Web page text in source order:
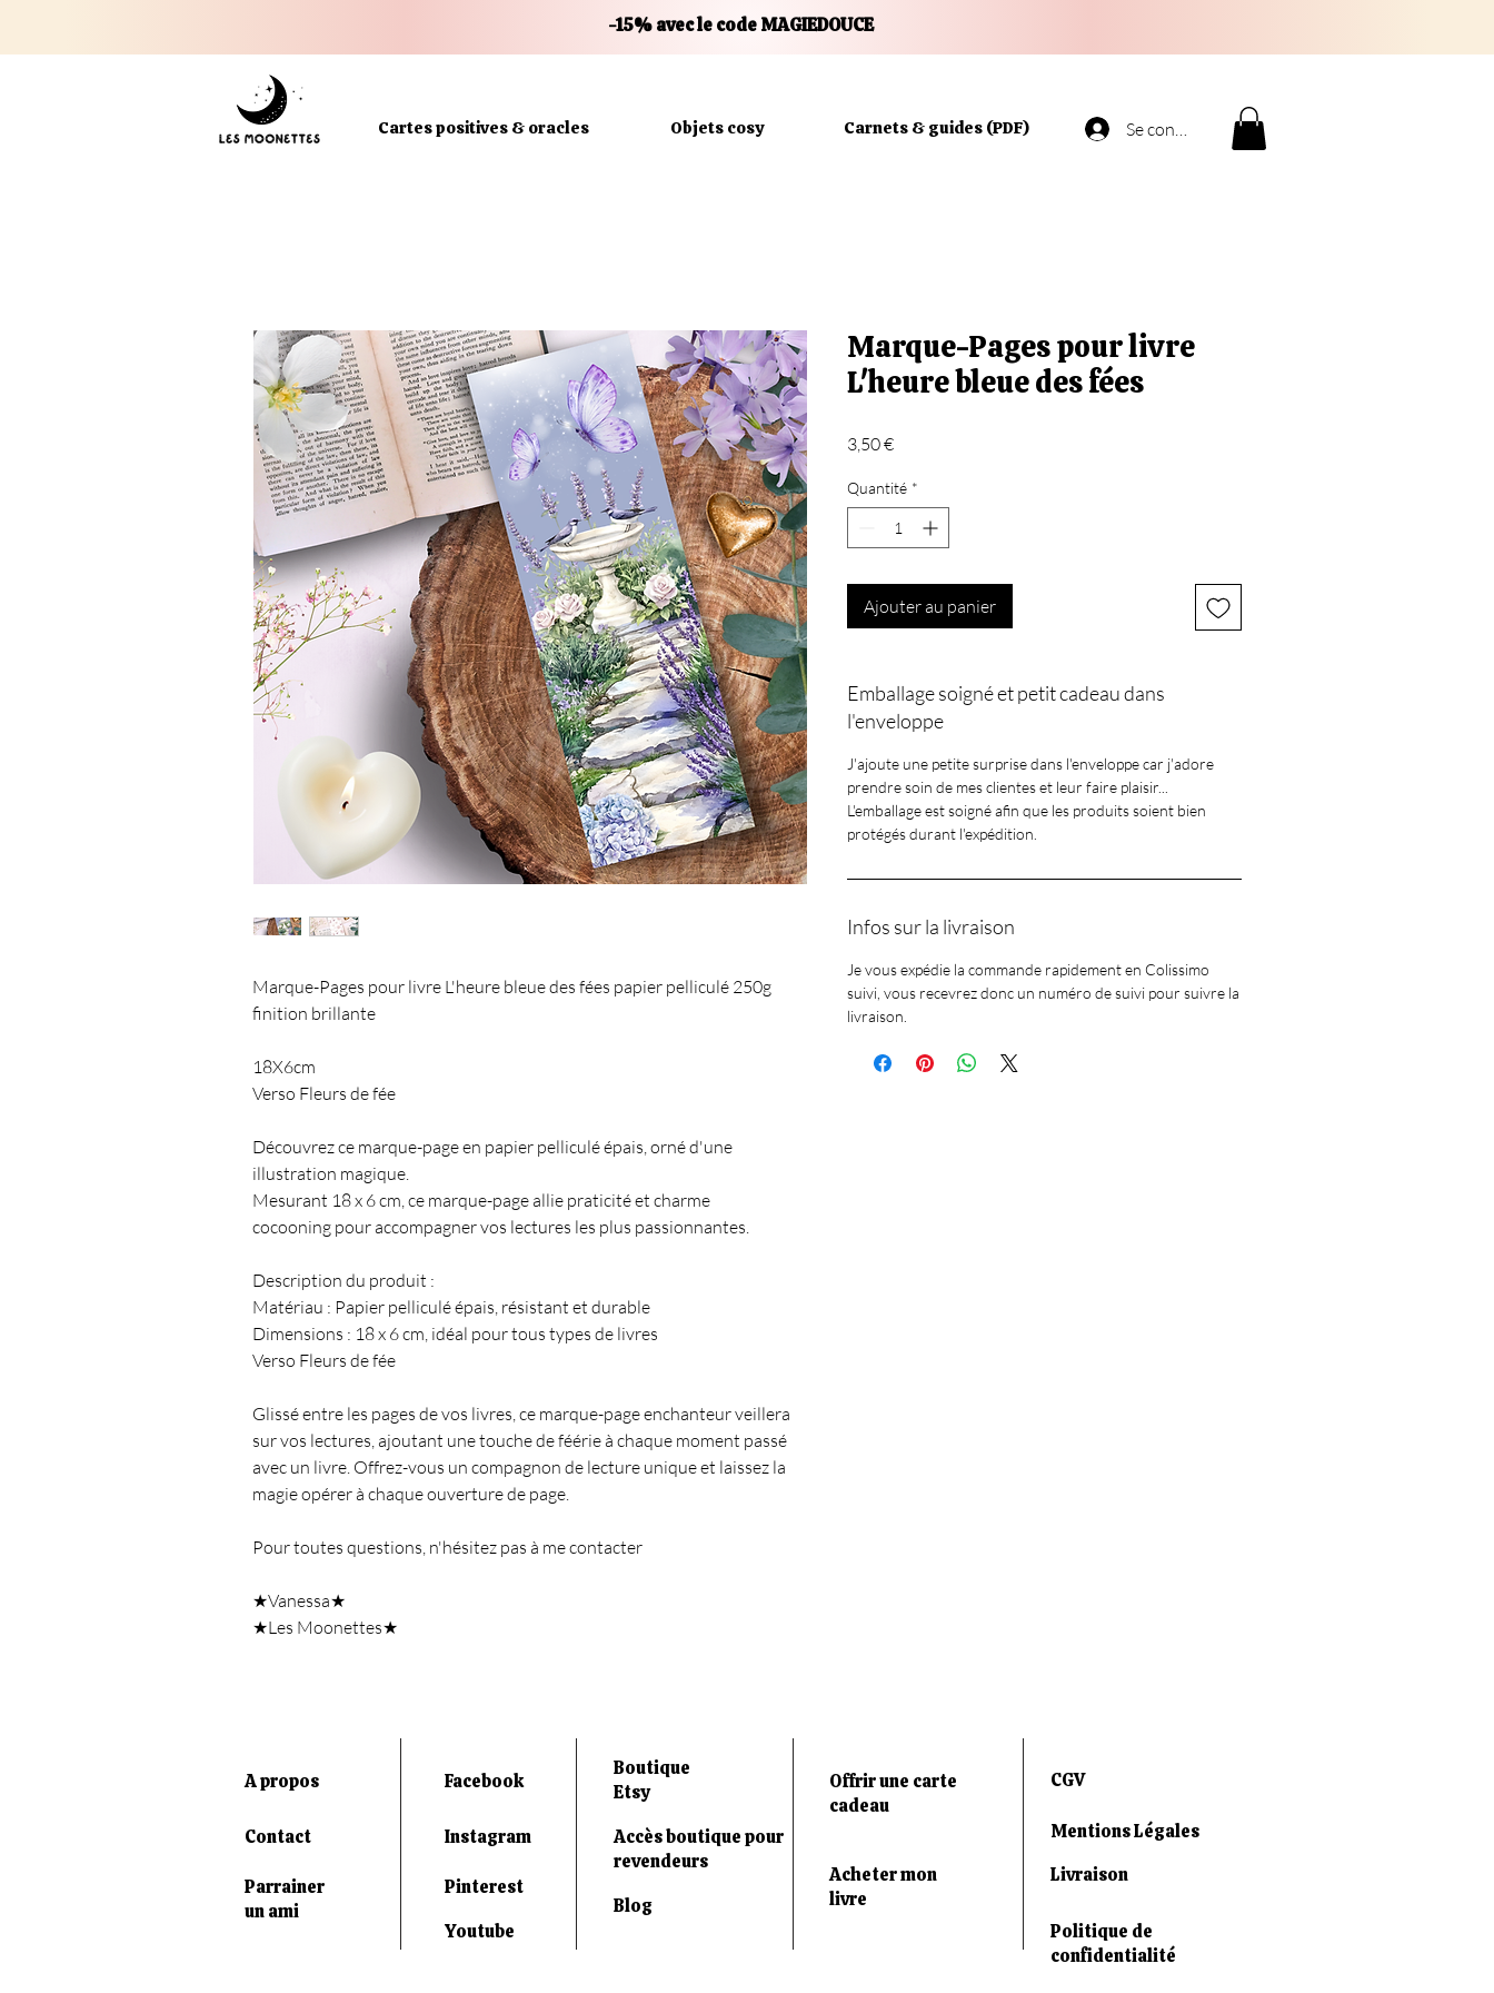
-15% avec le code MAGIEDOUCE
Cartes positives & oracles Objets cosy Carnets & guides (PDF) Se connecter
Marque-Pages pour livre L'heure bleue des fées papier pelliculé 250g
finition brillante
18X6cm
Verso Fleurs de fée
Découvrez ce marque-page en papier pelliculé épais, orné d'une
illustration magique.
Mesurant 18 x 6 cm, ce marque-page allie praticité et charme
cocooning pour accompagner vos lectures les plus passionnantes.
Description du produit :
Matériau : Papier pelliculé épais, résistant et durable
Dimensions : 18 x 6 cm, idéal pour tous types de livres
Verso Fleurs de fée
Glissé entre les pages de vos livres, ce marque-page enchanteur veillera
sur vos lectures, ajoutant une touche de féérie à chaque moment passé
avec un livre. Offrez-vous un compagnon de lecture unique et laissez la
magie opérer à chaque ouverture de page.
Pour toutes questions, n'hésitez pas à me contacter
★Vanessa★
★Les Moonettes★
Marque-Pages pour livre
L'heure bleue des fées
3,50 €Prix
Quantité *
Ajouter au panier
Emballage soigné et petit cadeau dans
l'enveloppe
J'ajoute une petite surprise dans l'enveloppe car j'adore
prendre soin de mes clientes et leur faire plaisir...
L'emballage est soigné afin que les produits soient bien
protégés durant l'expédition.
Infos sur la livraison
Je vous expédie la commande rapidement en Colissimo
suivi, vous recevrez donc un numéro de suivi pour suivre la
livraison.
A propos
Contact
Parrainer
un ami
Facebook
Instagram
Pinterest
Youtube
Boutique
Etsy
Accès boutique pour
revendeurs
Blog
Offrir une carte
cadeau
Acheter mon
livre
CGV
Mentions Légales
Livraison
Politique de
confidentialité